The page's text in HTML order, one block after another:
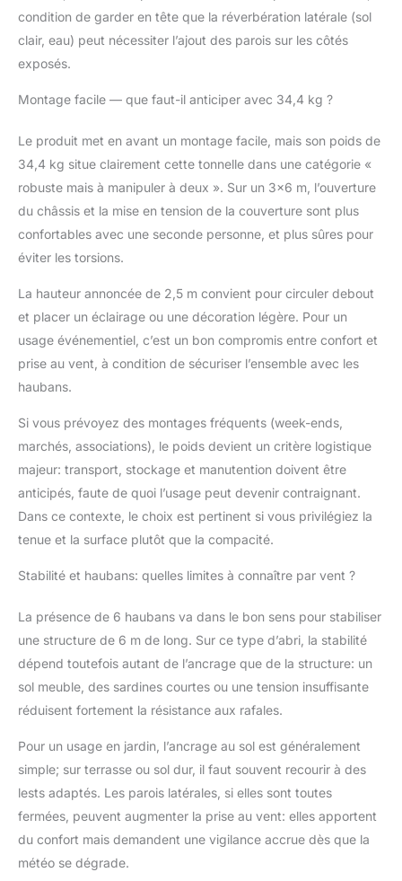
piquets de terre, un sac
de transport pratique et
pour un montage aisé.
𝗙𝗔𝗖𝗜𝗟𝗘 𝗔̀
𝗧𝗥𝗔𝗡𝗦𝗣𝗢𝗥𝗧𝗘𝗥 – Une
fois pliée, cette tente
de réception mesure
environ 119 x 22 x 36
cm et pèse 34,5 kg.
le transport. Veuillez
noter que l'expédition
s'effectue en deux colis
séparés pour une
meilleure gestion
condition de garder en tête que la réverbération latérale (sol
clair, eau) peut nécessiter l’ajout des parois sur les côtés
exposés.
Montage facile — que faut-il anticiper avec 34,4 kg ?
Le produit met en avant un montage facile, mais son poids de
34,4 kg situe clairement cette tonnelle dans une catégorie «
robuste mais à manipuler à deux ». Sur un 3×6 m, l’ouverture
du châssis et la mise en tension de la couverture sont plus
confortables avec une seconde personne, et plus sûres pour
éviter les torsions.
La hauteur annoncée de 2,5 m convient pour circuler debout
et placer un éclairage ou une décoration légère. Pour un
usage événementiel, c’est un bon compromis entre confort et
prise au vent, à condition de sécuriser l’ensemble avec les
haubans.
Si vous prévoyez des montages fréquents (week-ends,
marchés, associations), le poids devient un critère logistique
majeur: transport, stockage et manutention doivent être
anticipés, faute de quoi l’usage peut devenir contraignant.
Dans ce contexte, le choix est pertinent si vous privilégiez la
tenue et la surface plutôt que la compacité.
Stabilité et haubans: quelles limites à connaître par vent ?
La présence de 6 haubans va dans le bon sens pour stabiliser
une structure de 6 m de long. Sur ce type d’abri, la stabilité
dépend toutefois autant de l’ancrage que de la structure: un
sol meuble, des sardines courtes ou une tension insuffisante
réduisent fortement la résistance aux rafales.
Pour un usage en jardin, l’ancrage au sol est généralement
simple; sur terrasse ou sol dur, il faut souvent recourir à des
lests adaptés. Les parois latérales, si elles sont toutes
fermées, peuvent augmenter la prise au vent: elles apportent
du confort mais demandent une vigilance accrue dès que la
météo se dégrade.